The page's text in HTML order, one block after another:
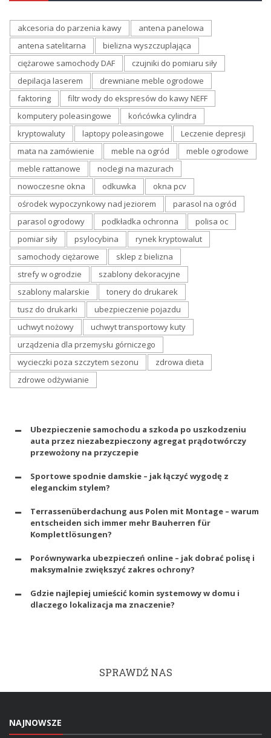
akcesoria do parzenia kawy
antena panelowa
antena satelitarna
bielizna wyszczuplająca
ciężarowe samochody DAF
czujniki do pomiaru siły
depilacja laserem
drewniane meble ogrodowe
faktoring
filtr wody do ekspresów do kawy NEFF
komputery poleasingowe
końcówka cylindra
kryptowaluty
laptopy poleasingowe
Leczenie depresji
mata na zamówienie
meble na ogród
meble ogrodowe
meble rattanowe
noclegi na mazurach
nowoczesne okna
odkuwka
okna pcv
ośrodek wypoczynkowy nad jeziorem
parasol na ogród
parasol ogrodowy
podkładka ochronna
polisa oc
pomiar siły
psylocybina
rynek kryptowalut
samochody ciężarowe
sklep z bielizna
strefy w ogrodzie
szablony dekoracyjne
szablony malarskie
tonery do drukarek
tusz do drukarki
ubezpieczenie pojazdu
uchwyt nożowy
uchwyt transportowy kuty
urządzenia dla przemysłu górniczego
wycieczki poza szczytem sezonu
zdrowa dieta
zdrowe odżywianie
Ubezpieczenie samochodu a szkoda po uszkodzeniu
auta przez niezabezpieczony agregat prądotwórczy
przewożony na przyczepie
Sportowe spodnie damskie – jak łączyć wygodę z
eleganckim stylem?
Terrassenüberdachung aus Polen mit Montage – warum
entscheiden sich immer mehr Bauherren für
Komplettlösungen?
Porównywarka ubezpieczeń online – jak dobrać polisę i
maksymalnie zwiększyć zakres ochrony?
Gdzie najlepiej umieścić komin systemowy w domu i
dlaczego lokalizacja ma znaczenie?
SPRAWDŹ NAS
NAJNOWSZE